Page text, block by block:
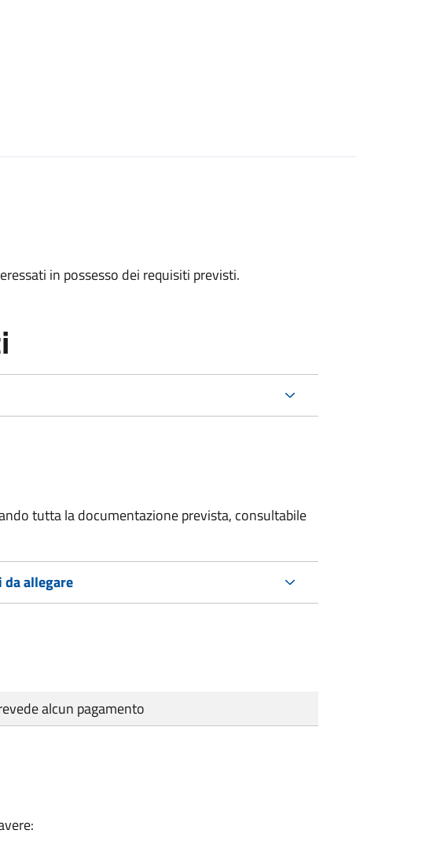
in possesso dei requisiti previsti.
tutta la documentazione prevista, consultabile
allegare
alcun pagamento